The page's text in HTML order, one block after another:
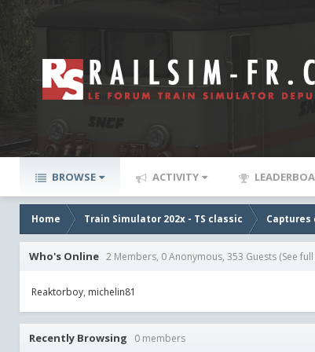
BROWSE ACTIVITY
Home Train Simulator 202x - TS classic Captures
Who's Online 2 Members, 0 Anonymous, 353 Guests (See
Reaktorboy michelin81
Recently Browsing 0 members